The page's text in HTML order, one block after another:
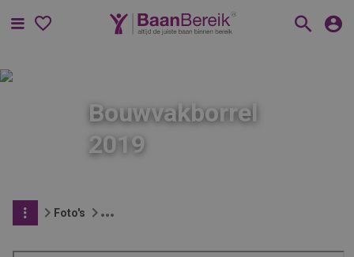
Menu
Bouwvakborrel
2019
Foto's